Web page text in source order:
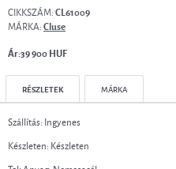
CIKKSZÁM:CL61009
MÁRKA:Cluse
Ár:39 900 HUF
RÉSZLETEK MÁRKA
Szállítás: Ingyenes
Készleten: Készleten